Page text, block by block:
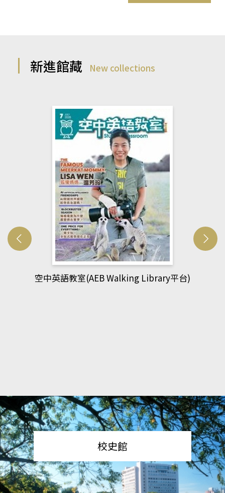
新進館藏 New collections
網管人(kono平台)
校史館